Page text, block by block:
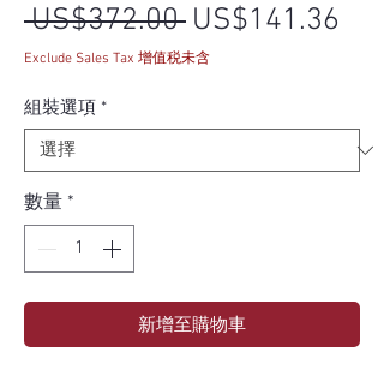
US$372.00 一般價格
US$141.36
Exclude Sales Tax 增值税未含
組裝選項 *
數量 *
新增至購物車